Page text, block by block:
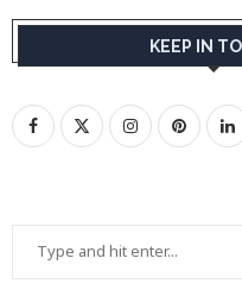
KEEP IN